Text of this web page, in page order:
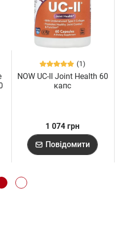
(1)
NOW UC-II Joint Health 60
капс
1 074 грн
Повідомити